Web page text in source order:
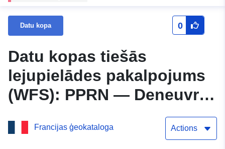
Datu kopa 0
Datu kopas tiešās
lejupielādes pakalpojums
(WFS): PPRN — Deneuvre
pašvaldības PSS riska
izcelsmes vienība (54154)
Francijas ģeokataloga Actions